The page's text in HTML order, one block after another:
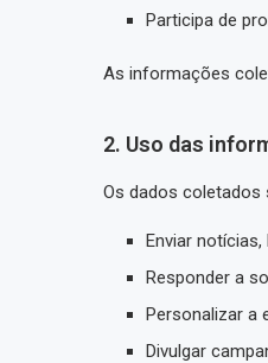
Participa de
As informações
2. Uso das
Os dados coletados
Enviar
Responder a
Personalizar a
Divulgar